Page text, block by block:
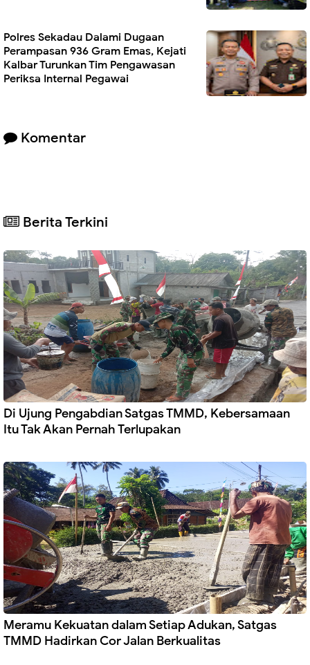
Polres Sekadau Dalami Dugaan
Perampasan 936 Gram Emas, Kejati
Kalbar Turunkan Tim Pengawasan
Periksa Internal Pegawai
Komentar
Berita Terkini
Di Ujung Pengabdian Satgas TMMD, Kebersamaan
Itu Tak Akan Pernah Terlupakan
Meramu Kekuatan dalam Setiap Adukan, Satgas
TMMD Hadirkan Cor Jalan Berkualitas